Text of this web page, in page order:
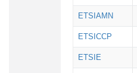
ETSIAMN
ETSICCP
ETSIE